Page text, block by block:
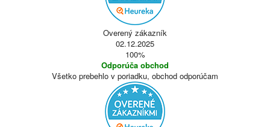
Overený zákazník
02.12.2025
100%
Odporúča obchod
Všetko prebehlo v poriadku, obchod odporúčam